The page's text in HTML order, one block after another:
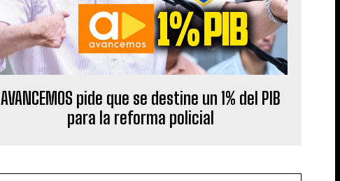
AVANCEMOS pide que se destine un 1% del PIB
para la reforma policial